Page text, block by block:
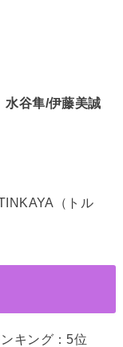
水谷隼/伊藤美誠
（トル
キング：5位